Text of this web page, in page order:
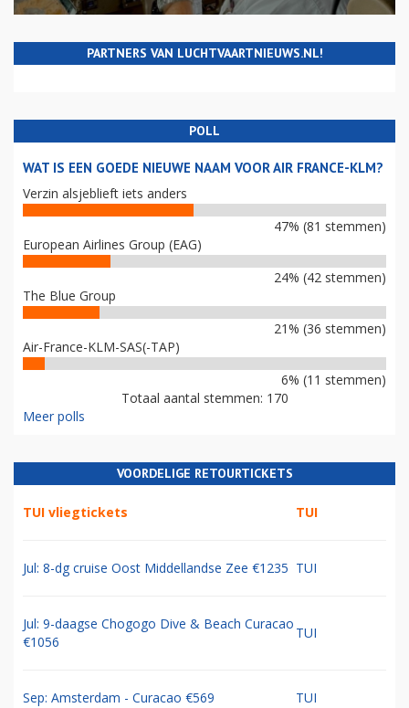
PARTNERS VAN LUCHTVAARTNIEUWS.NL!
POLL
WAT IS EEN GOEDE NIEUWE NAAM VOOR AIR FRANCE-KLM?
Verzin alsjeblieft iets anders
47% (81 stemmen)
European Airlines Group (EAG)
24% (42 stemmen)
The Blue Group
21% (36 stemmen)
Air-France-KLM-SAS(-TAP)
6% (11 stemmen)
Totaal aantal stemmen: 170
Meer polls
VOORDELIGE RETOURTICKETS
TUI vliegtickets TUI
Jul: 8-dg cruise Oost Middellandse Zee €1235 TUI
Jul: 9-daagse Chogogo Dive & Beach Curacao
€1056
TUI
Sep: Amsterdam - Curacao €569 TUI